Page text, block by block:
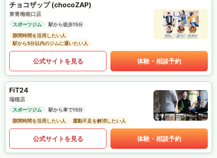
チョコザップ (chocoZAP)
東青梅南口店
スポーツジム
駅から徒歩15分
隙間時間を活用したい人
駅から5分以内のジムに通いたい人
公式サイトを見る 体験・相談予約
FiT24
瑞穂店
スポーツジム
駅から車で15分
隙間時間を活用したい人
運動不足を解消したい人
公式サイトを見る 体験・相談予約